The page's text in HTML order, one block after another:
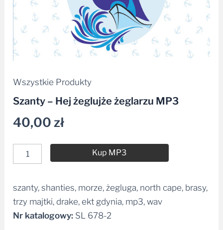
Wszystkie Produkty
Szanty – Hej żeglujże żeglarzu MP3
40,00zł
Kup MP3
Alternative:
szanty, shanties, morze, żegluga, north cape, brasy,
trzy majtki, drake, ekt gdynia, mp3, wav
Nr katalogowy: SL 678-2